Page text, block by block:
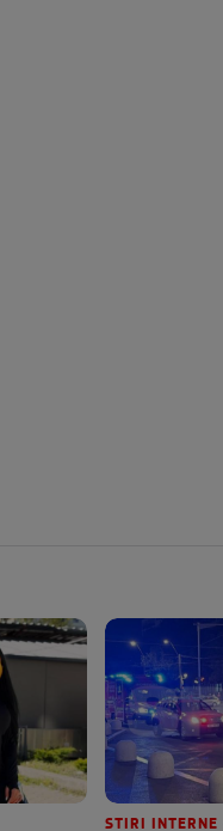
STIRI INTERNE